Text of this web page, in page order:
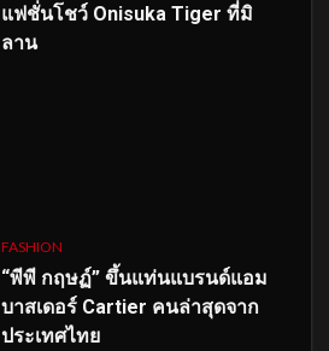
แฟชั่นโชว์ Onisuka Tiger ที่มิ
ลาน
FASHION
“พีพี กฤษฏ์” ขึ้นแท่นแบรนด์แอม
บาสเดอร์ Cartier คนล่าสุดจาก
ประเทศไทย